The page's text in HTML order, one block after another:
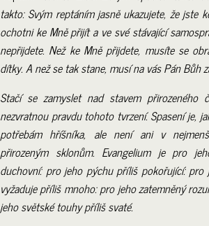
takto: Svým reptáním jasně ukazujete, že jste
ochotni ke Mně přijít a ve své stávající
nepřijdete. Než ke Mně přijdete, musíte se
dítky. A než se tak stane, musí na vás Pán Bůh
Stačí se zamyslet nad stavem přirozeného
nezvratnou pravdu tohoto tvrzení. Spasení je,
potřebám hříšníka, ale není ani v
přirozeným sklonům. Evangelium je pro
duchovní: pro jeho pýchu příliš pokořující:
vyžaduje příliš mnoho: pro jeho zatemněný
jeho světské touhy příliš svaté.